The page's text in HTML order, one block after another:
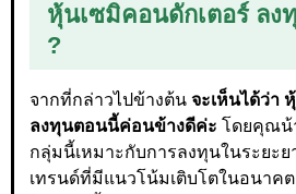
หุ้นเซมิคอนดักเตอร์ ล
?
จากที่กล่าวไปข้างต้น จะเห็นได้ว่า
ลงทุนตอนนี้ค่อนข้างดีค่ะ โดยคุณน้
กลุ่มนี้เหมาะกับการลงทุนในระยะย
เทรนด์ที่มีแนวโน้มเติบโตในอนาค